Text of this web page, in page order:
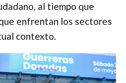
al tiempo que
enfrentan los sectores
contexto.